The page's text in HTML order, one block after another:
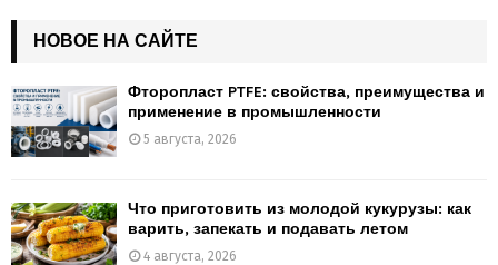
НОВОЕ НА САЙТЕ
Фторопласт PTFE: свойства, преимущества и
применение в промышленности
5 августа, 2026
Что приготовить из молодой кукурузы: как
варить, запекать и подавать летом
4 августа, 2026